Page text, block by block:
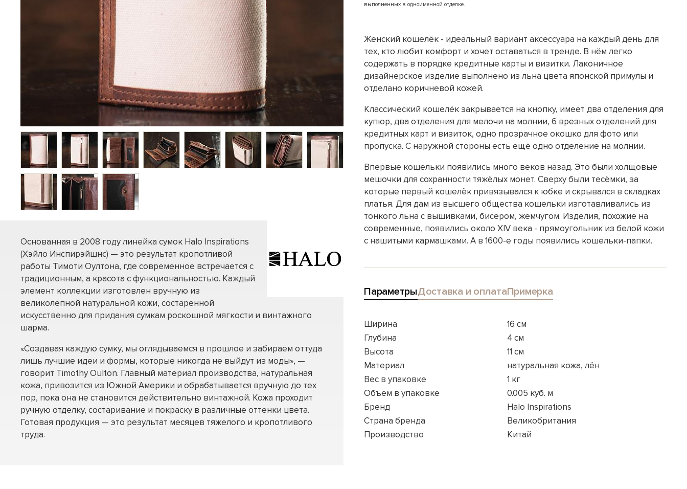
Основанная в 2008 году линейка сумок Halo Inspirations
(Хэйло Инспирэйшнс) — это результат кропотливой
работы Тимоти Оултона, где современное встречается с
традиционным, а красота с функциональностью. Каждый
элемент коллекции изготовлен вручную из
великолепной натуральной кожи, состаренной
искусственно для придания сумкам роскошной мягкости и винтажного
шарма.
«Создавая каждую сумку, мы оглядываемся в прошлое и забираем оттуда
лишь лучшие идеи и формы, которые никогда не выйдут из моды», —
говорит Timothy Oulton. Главный материал производства, натуральная
кожа, привозится из Южной Америки и обрабатывается вручную до тех
пор, пока она не становится действительно винтажной. Кожа проходит
ручную отделку, состаривание и покраску в различные оттенки цвета.
Готовая продукция — это результат месяцев тяжелого и кропотливого
труда.
выполненных в одноименной отделке.
Женский кошелёк - идеальный вариант аксессуара на каждый день для
тех, кто любит комфорт и хочет оставаться в тренде. В нём легко
содержать в порядке кредитные карты и визитки. Лаконичное
дизайнерское изделие выполнено из льна цвета японской примулы и
отделано коричневой кожей.
Классический кошелёк закрывается на кнопку, имеет два отделения для
купюр, два отделения для мелочи на молнии, 6 врезных отделений для
кредитных карт и визиток, одно прозрачное окошко для фото или
пропуска. С наружной стороны есть ещё одно отделение на молнии.
Впервые кошельки появились много веков назад. Это были холщовые
мешочки для сохранности тяжёлых монет. Сверху были тесёмки, за
которые первый кошелёк привязывался к юбке и скрывался в складках
платья. Для дам из высшего общества кошельки изготавливались из
тонкого льна с вышивками, бисером, жемчугом. Изделия, похожие на
современные, появились около XIV века - прямоугольник из белой кожи
с нашитыми кармашками. А в 1600-е годы появились кошельки-папки.
ПараметрыДоставка и оплатаПримерка
Ширина
16 см
Глубина
4 см
Высота
11 см
Материал
натуральная кожа, лён
Вес в упаковке
1 кг
Объем в упаковке
0.005 куб. м
Бренд
Halo Inspirations
Страна бренда
Великобритания
Производство
Китай